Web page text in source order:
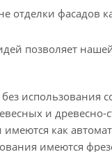
фасадов
позволяет
и
как
имеются